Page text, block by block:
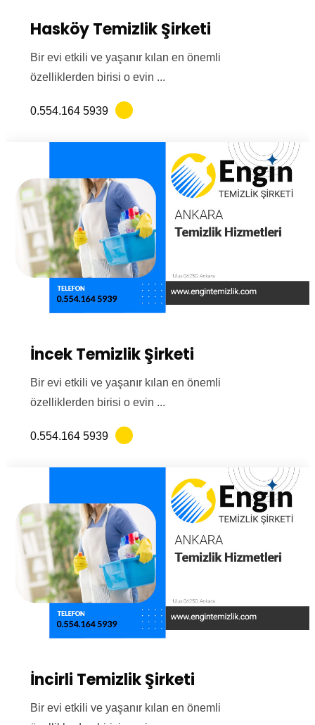
Hasköy Temizlik Şirketi
Bir evi etkili ve yaşanır kılan en önemli
özelliklerden birisi o evin ...
0.554.164 5939
İncek Temizlik Şirketi
Bir evi etkili ve yaşanır kılan en önemli
özelliklerden birisi o evin ...
0.554.164 5939
İncirli Temizlik Şirketi
Bir evi etkili ve yaşanır kılan en önemli